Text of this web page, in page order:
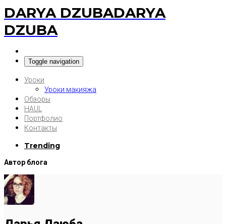
DARYA DZUBADARYA
DZUBA
Toggle navigation
Уроки
Уроки макияжа
Обзоры
HAUL
Портфолио
Контакты
Trending
Автор блога